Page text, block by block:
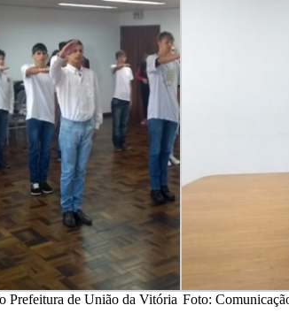
Prefeitura de União da Vitória Foto: